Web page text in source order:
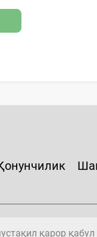
қарор